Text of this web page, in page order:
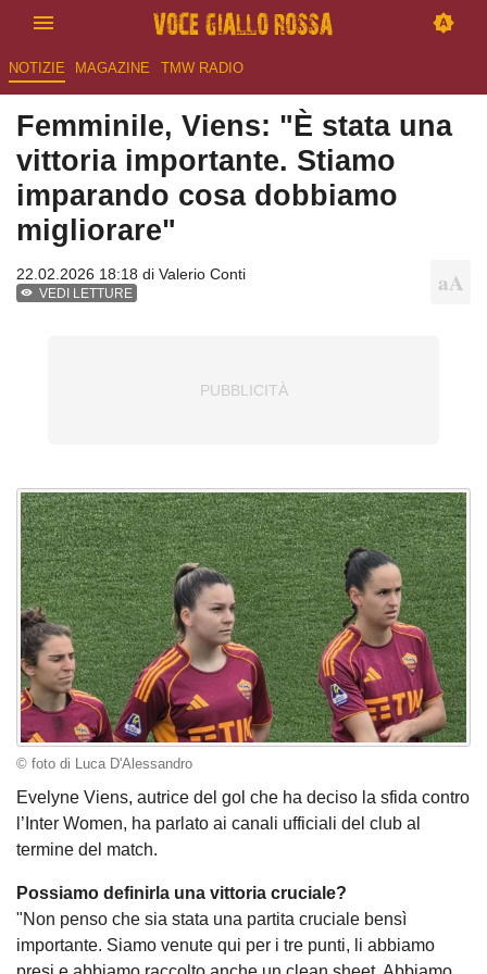
NOTIZIE MAGAZINE TMW RADIO
Femminile, Viens: "È stata una
vittoria importante. Stiamo
imparando cosa dobbiamo
migliorare"
22.02.2026 18:18 di Valerio Conti
VEDI LETTURE
© foto di Luca D'Alessandro
Evelyne Viens, autrice del gol che ha deciso la sfida contro
l’Inter Women, ha parlato ai canali ufficiali del club al
termine del match.
Possiamo definirla una vittoria cruciale?
"Non penso che sia stata una partita cruciale bensì
importante. Siamo venute qui per i tre punti, li abbiamo